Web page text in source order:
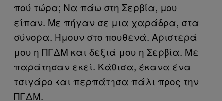
πού τώρα; Να πάω στη Σερβία, μου
είπαν. Με πήγαν σε μια χαράδρα, στα
σύνορα. Ήμουν στο πουθενά. Αριστερά
μου η ΠΓΔΜ και δεξιά μου η Σερβία. Με
παράτησαν εκεί. Κάθισα, έκανα ένα
τσιγάρο και περπάτησα πάλι προς την
ΠΓΔΜ.